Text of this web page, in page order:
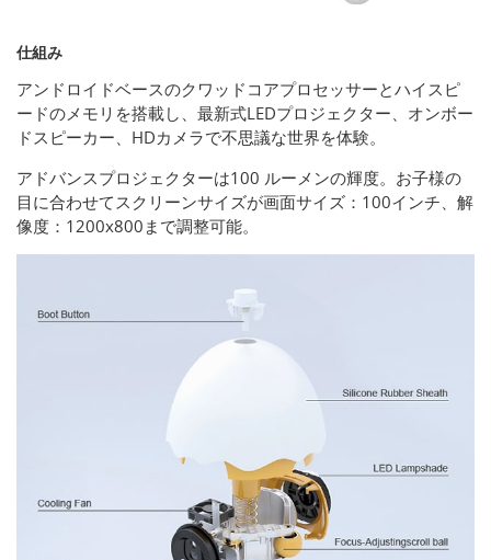
仕組み
アンドロイドベースのクワッドコアプロセッサーとハイスピ
ードのメモリを搭載し、最新式LEDプロジェクター、オンボー
ドスピーカー、HDカメラで不思議な世界を体験。
アドバンスプロジェクターは100 ルーメンの輝度。お子様の
目に合わせてスクリーンサイズが画面サイズ：100インチ、解
像度：1200x800まで調整可能。